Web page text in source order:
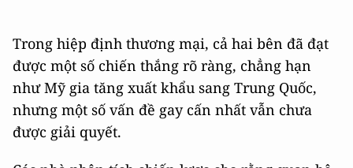
Trong hiệp định thương mại, cả hai bên đã đạt
được một số chiến thắng rõ ràng, chẳng hạn
như Mỹ gia tăng xuất khẩu sang Trung Quốc,
nhưng một số vấn đề gay cấn nhất vẫn chưa
được giải quyết.